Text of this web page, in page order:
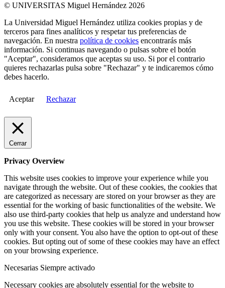
© UNIVERSITAS Miguel Hernández 2026
La Universidad Miguel Hernández utiliza cookies propias y de
terceros para fines analíticos y respetar tus preferencias de
navegación. En nuestra política de cookies encontrarás más
información. Si continuas navegando o pulsas sobre el botón
"Aceptar", consideramos que aceptas su uso. Si por el contrario
quieres rechazarlas pulsa sobre "Rechazar" y te indicaremos cómo
debes hacerlo.
Aceptar Rechazar
Cerrar
Privacy Overview
This website uses cookies to improve your experience while you
navigate through the website. Out of these cookies, the cookies that
are categorized as necessary are stored on your browser as they are
essential for the working of basic functionalities of the website. We
also use third-party cookies that help us analyze and understand how
you use this website. These cookies will be stored in your browser
only with your consent. You also have the option to opt-out of these
cookies. But opting out of some of these cookies may have an effect
on your browsing experience.
Necesarias Siempre activado
Necessary cookies are absolutely essential for the website to